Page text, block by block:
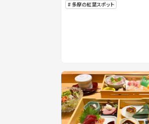
多摩の紅葉スポット